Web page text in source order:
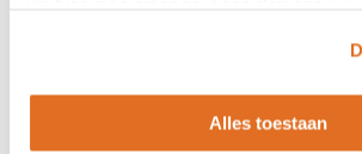
Alles toestaan